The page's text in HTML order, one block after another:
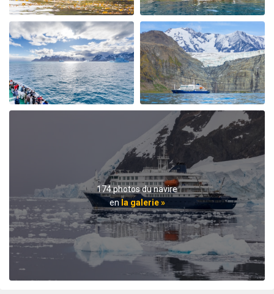
My August 2025 Arctic adventure was my second trip
with Oceanwide Expeditions. The first was aboard the
Plancius, this trip aboard the Hondius. It was no
surprise that this trip far exceeded all expectations for
comfort, delicious meals, and exciting adventures
ashore. The top notch expedition staff is knowledgable
and professional citing detailed information about
wildlife, terrain, and other aspects of the environment.
Daily lectures were informative and captivating.
Additionally, interactions with all other crew, dining,
and staff members were friendly and professional
delivering a first class experience. All are true
professionals. When the voyage ended, disembarking
the ship included lots of hugs and a few tears amongst
staff and passengers. It was indeed a very fine
adventure. In my estimation there is no finer fleet of
ships that are staffed with friendly, professional
personnel. I hope to travel with Oceanwide expeditions
again. John Zingrich
174 photos du navire
en la galerie »